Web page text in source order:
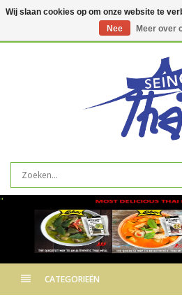
"
CATEGORIEËN
Wij slaan cookies op om onze website te
Nee
Meer over